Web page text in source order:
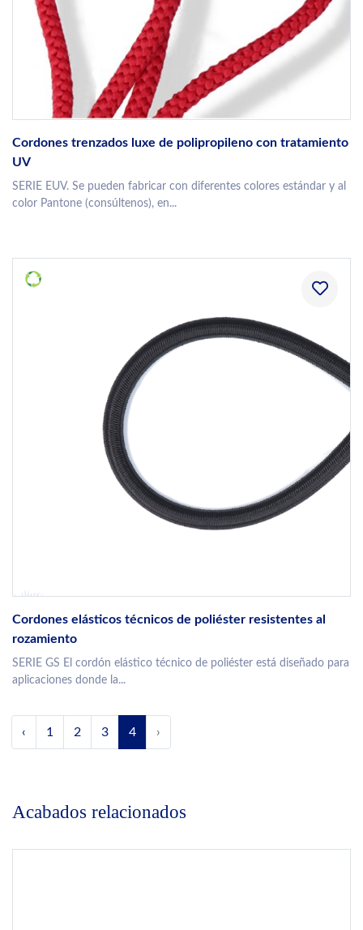
Cordones trenzados luxe de polipropileno con tratamiento
UV
SERIE EUV. Se pueden fabricar con diferentes colores estándar y al
color Pantone (consúltenos), en...
Cordones elásticos técnicos de poliéster resistentes al
rozamiento
SERIE GS El cordón elástico técnico de poliéster está diseñado para
aplicaciones donde la...
‹ 1 2 3 4 ›
Acabados relacionados